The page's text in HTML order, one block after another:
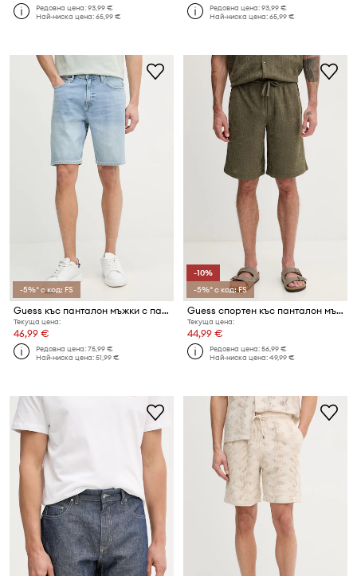
Редовна цена:93,99 €
Най-ниска цена:65,99 €
Редовна цена:93,99 €
Най-ниска цена:65,99 €
-5%* с код: FS
Guess къс панталон мъжки с памук RODEO
Текуща цена:
46,99 €
Редовна цена:75,99 €
Най-ниска цена:51,99 €
-10%
-5%* с код: FS
Guess спортен къс панталон мъжки
Текуща цена:
44,99 €
Редовна цена:56,99 €
Най-ниска цена:49,99 €